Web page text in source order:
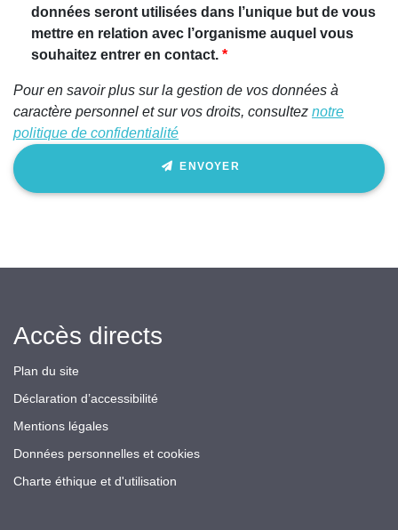
être
humain,
ignorez
champ
données seront utilisées dans l’unique but de vous
mettre en relation avec l’organisme auquel vous
souhaitez entrer en contact.
Pour en savoir plus sur la gestion de vos données à
caractère personnel et sur vos droits, consultez notre
politique de confidentialité
ENVOYER
Accès directs
Plan du site
Déclaration d’accessibilité
Mentions légales
Données personnelles et cookies
Charte éthique et d'utilisation